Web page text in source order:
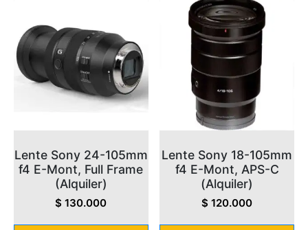
Lente Sony 24-105mm
f4 E-Mont, Full Frame
(Alquiler)
$ 130.000
Lente Sony 18-105mm
f4 E-Mont, APS-C
(Alquiler)
$ 120.000